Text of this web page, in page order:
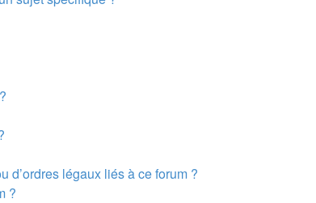
d’ordres légaux liés à ce forum ?
?